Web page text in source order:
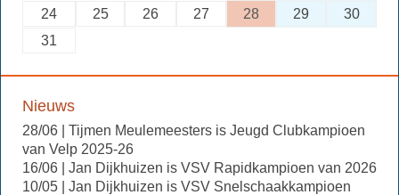
24
25 26 27 28 29
30
31
Nieuws
28/06 | Tijmen Meulemeesters is Jeugd Clubkampioen
van Velp 2025-26
16/06 | Jan Dijkhuizen is VSV Rapidkampioen van 2026
10/05 | Jan Dijkhuizen is VSV Snelschaakkampioen